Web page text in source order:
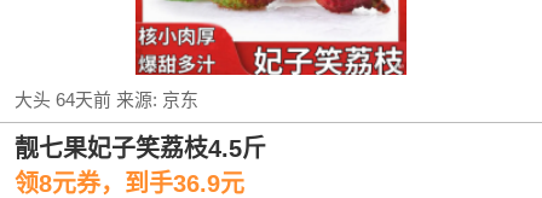
大头 64天前来源: 京东
靓七果妃子笑荔枝4.5斤
领8元券，到手36.9元